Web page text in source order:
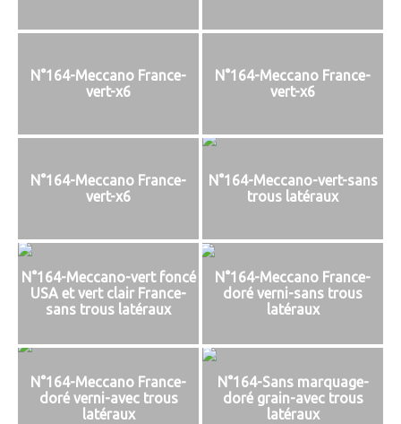
N°164-Meccano France-
vert-x6
N°164-Meccano France-
vert-x6
N°164-Meccano France-
vert-x6
N°164-Meccano-vert-sans
trous latéraux
N°164-Meccano-vert foncé
USA et vert clair France-
sans trous latéraux
N°164-Meccano France-
doré verni-sans trous
latéraux
N°164-Meccano France-
doré verni-avec trous
latéraux
N°164-Sans marquage-
doré grain-avec trous
latéraux